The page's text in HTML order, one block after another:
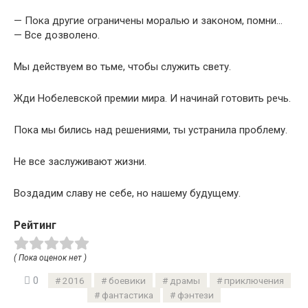
— Пока другие ограничены моралью и законом, помни…
— Все дозволено.
Мы действуем во тьме, чтобы служить свету.
Жди Нобелевской премии мира. И начинай готовить речь.
Пока мы бились над решениями, ты устранила проблему.
Не все заслуживают жизни.
Воздадим славу не себе, но нашему будущему.
Рейтинг
( Пока оценок нет )
0 2016 боевики драмы
приключения
фантастика
фэнтези